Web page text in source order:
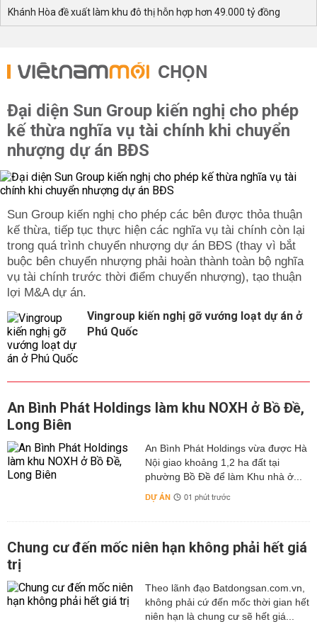
Khánh Hòa đề xuất làm khu đô thị hỗn hợp hơn 49.000 tỷ đồng
CHỌN
Đại diện Sun Group kiến nghị cho phép
kế thừa nghĩa vụ tài chính khi chuyển
nhượng dự án BĐS
Sun Group kiến nghị cho phép các bên được thỏa thuận
kế thừa, tiếp tục thực hiện các nghĩa vụ tài chính còn lại
trong quá trình chuyển nhượng dự án BĐS (thay vì bắt
buộc bên chuyển nhượng phải hoàn thành toàn bộ nghĩa
vụ tài chính trước thời điểm chuyển nhượng), tạo thuận
lợi M&A dự án.
Vingroup kiến nghị gỡ vướng loạt dự án ở
Phú Quốc
An Bình Phát Holdings làm khu NOXH ở Bồ Đề,
Long Biên
An Bình Phát Holdings vừa được Hà
Nội giao khoảng 1,2 ha đất tại
phường Bồ Đề để làm Khu nhà ở...
DỰ ÁN 01 phút trước
Chung cư đến mốc niên hạn không phải hết giá
trị
Theo lãnh đạo Batdongsan.com.vn,
không phải cứ đến mốc thời gian hết
niên hạn là chung cư sẽ hết giá...